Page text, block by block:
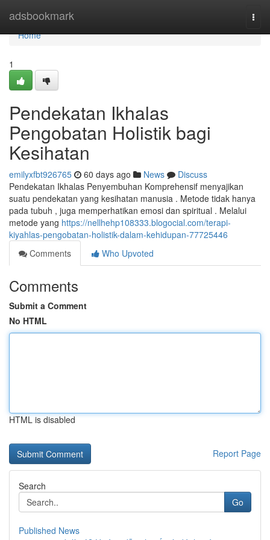
adsbookmark
Home
Home
1
Pendekatan Ikhalas
Pengobatan Holistik bagi
Kesihatan
emilyxfbt926765 60 days ago News
Discuss
Pendekatan Ikhalas Penyembuhan Komprehensif menyajikan
suatu pendekatan yang kesihatan manusia . Metode tidak hanya
pada tubuh , juga memperhatikan emosi dan spiritual . Melalui
metode yang https://nellhehp108333.blogocial.com/terapi-
kiyahlas-pengobatan-holistik-dalam-kehidupan-77725446
Comments
Who Upvoted
Comments
Submit a Comment
No HTML
HTML is disabled
Report Page
Search
Go
Published News